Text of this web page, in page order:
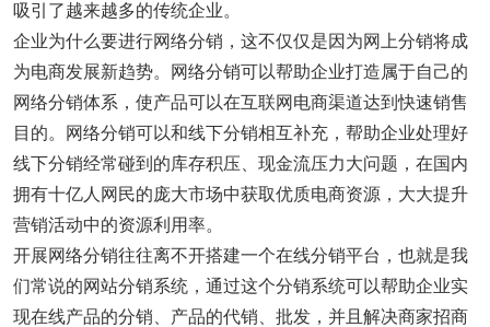
吸引了越来越多的传统企业。
企业为什么要进行网络分销，这不仅仅是因为网上分销将成
为电商发展新趋势。网络分销可以帮助企业打造属于自己的
网络分销体系，使产品可以在互联网电商渠道达到快速销售
目的。网络分销可以和线下分销相互补充，帮助企业处理好
线下分销经常碰到的库存积压、现金流压力大问题，在国内
拥有十亿人网民的庞大市场中获取优质电商资源，大大提升
营销活动中的资源利用率。
开展网络分销往往离不开搭建一个在线分销平台，也就是我
们常说的网站分销系统，通过这个分销系统可以帮助企业实
现在线产品的分销、产品的代销、批发，并且解决商家招商